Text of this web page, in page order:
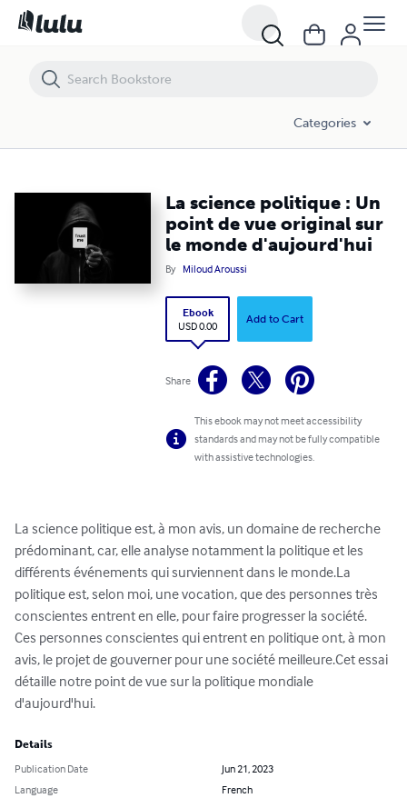
Categories
La science politique : Un
point de vue original sur
le monde d'aujourd'hui
By Miloud Aroussi
Ebook
USD 0.00
Add to Cart
Share
This ebook may not meet accessibility
standards and may not be fully compatible
with assistive technologies.
La science politique est, à mon avis, un domaine de recherche
prédominant, car, elle analyse notamment la politique et les
différents événements qui surviennent dans le monde.La
politique est, selon moi, une vocation, que des personnes très
conscientes entrent en elle, pour faire progresser la société.
Ces personnes conscientes qui entrent en politique ont, à mon
avis, le projet de gouverner pour une société meilleure.Cet essai
détaille notre point de vue sur la politique mondiale
d'aujourd'hui.
Details
Publication Date
Jun 21, 2023
Language
French
La science politique : Un point de vue original sur le monde